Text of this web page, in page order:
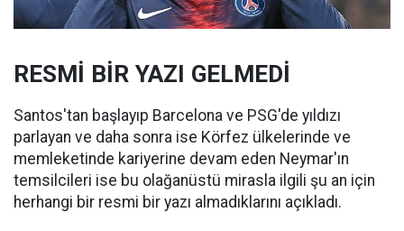
RESMİ BİR YAZI GELMEDİ
Santos'tan başlayıp Barcelona ve PSG'de yıldızı
parlayan ve daha sonra ise Körfez ülkelerinde ve
memleketinde kariyerine devam eden Neymar'ın
temsilcileri ise bu olağanüstü mirasla ilgili şu an için
herhangi bir resmi bir yazı almadıklarını açıkladı.